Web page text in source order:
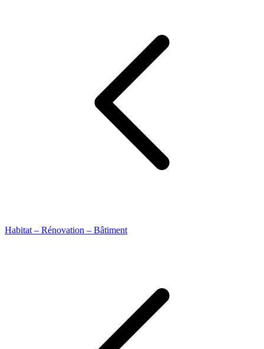
Habitat – Rénovation – Bâtiment